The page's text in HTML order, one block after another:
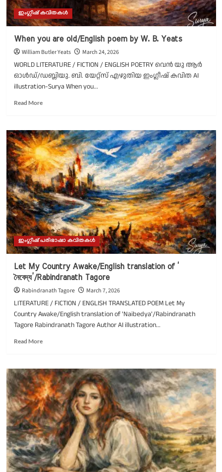
ആർ.
മോഹൻദാസ്
ഇംഗ്ലീഷ് കവിതകൾ
When you are old/English poem by W. B. Yeats
William Butler Yeats March 24, 2026
WORLD LITERATURE / FICTION / ENGLISH POETRY വെൻ യു ആർ
ഓൾഡ്/ഡബ്ലിയു. ബി. യേറ്റ്സ് എഴുതിയ ഇംഗ്ലീഷ് കവിത AI
illustration-Surya When you...
Read MoreRead
When
you
are
old/English
poem
by
W.
B.
Yeats
ഇംഗ്ലീഷ് പരിഭാഷാ കവിതകൾ
Let My Country Awake/English translation of ‘
নৈবেদ্য’/Rabindranath Tagore
Rabindranath Tagore March 7, 2026
LITERATURE / FICTION / ENGLISH TRANSLATED POEM Let My
Country Awake/English translation of 'Naibedya'/Rabindranath
Tagore Rabindranath Tagore Author AI illustration...
Read MoreRead
Let
My
Country
Awake/English
translation
of
‘
নৈবেদ্য’/Rabindranath
Tagore